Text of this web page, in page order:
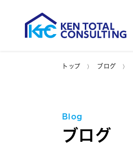
トップ ブログ
Blog
ブログ